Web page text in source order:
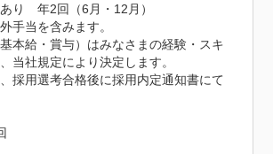
り　年2回（6月・12月）
手当を含みます。
本給・賞与）はみなさまの経験・スキ
当社規定により決定します。
採用選考合格後に採用内定通知書にて